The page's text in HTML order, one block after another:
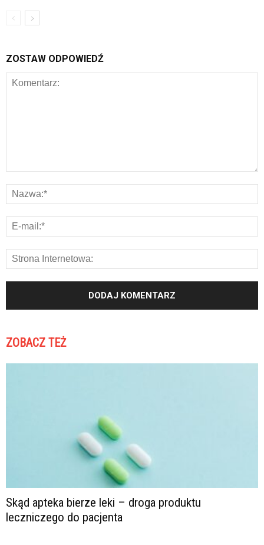
ZOSTAW ODPOWIEDŹ
ZOBACZ TEŻ
Skąd apteka bierze leki – droga produktu
leczniczego do pacjenta